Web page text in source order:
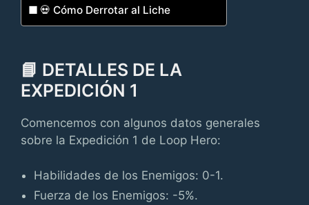
💀 Cómo Derrotar al Liche
📘 DETALLES DE LA
EXPEDICIÓN 1
Comencemos con algunos datos generales
sobre la Expedición 1 de Loop Hero:
Habilidades de los Enemigos: 0-1.
Fuerza de los Enemigos: -5%.